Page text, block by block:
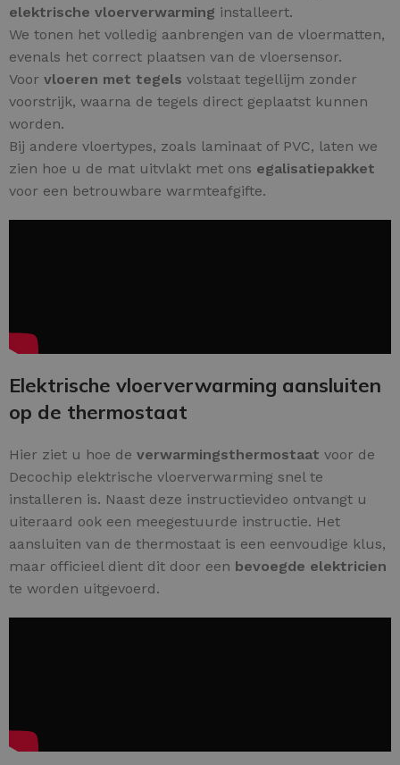
elektrische vloerverwarming installeert.
We tonen het volledig aanbrengen van de vloermatten,
evenals het correct plaatsen van de vloersensor.
Voor vloeren met tegels volstaat tegellijm zonder
voorstrijk, waarna de tegels direct geplaatst kunnen
worden.
Bij andere vloertypes, zoals laminaat of PVC, laten we
zien hoe u de mat uitvlakt met ons egalisatiepakket
voor een betrouwbare warmteafgifte.
Elektrische vloerverwarming aansluiten
op de thermostaat
Hier ziet u hoe de verwarmingsthermostaat voor de
Decochip elektrische vloerverwarming snel te
installeren is. Naast deze instructievideo ontvangt u
uiteraard ook een meegestuurde instructie. Het
aansluiten van de thermostaat is een eenvoudige klus,
maar officieel dient dit door een bevoegde elektricien
te worden uitgevoerd.